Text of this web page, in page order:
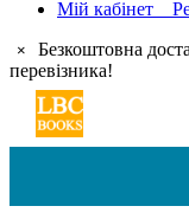
Мій кабінет
×
Безкоштовна
перевізника!